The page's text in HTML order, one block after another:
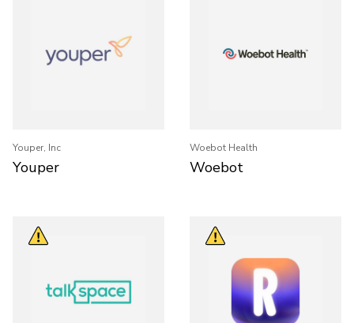
Youper, Inc
Youper
Woebot Health
Woebot